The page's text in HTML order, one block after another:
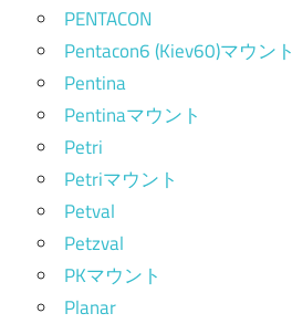
PENTACON
Pentacon6 (Kiev60)マウント
Pentina
Pentinaマウント
Petri
Petriマウント
Petval
Petzval
PKマウント
Planar